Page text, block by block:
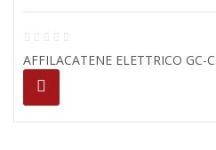
AFFILACATENE ELETTRICO GC-